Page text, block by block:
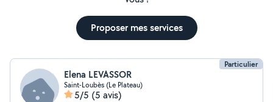
Proposer mes services
Particulier
Elena LEVASSOR
Saint-Loubès (Le Plateau)
5/5 (5 avis)